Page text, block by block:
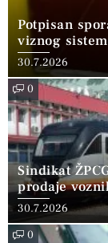
Potpisan
viznog
30.7.2026
0
Sindikat
prodaje
30.7.2026
0